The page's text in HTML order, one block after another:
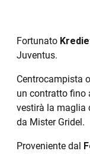
Fortunato
Juventus.
Centrocampista
un contratto fino
vestirà la maglia
da Mister Gridel.
Proveniente dal